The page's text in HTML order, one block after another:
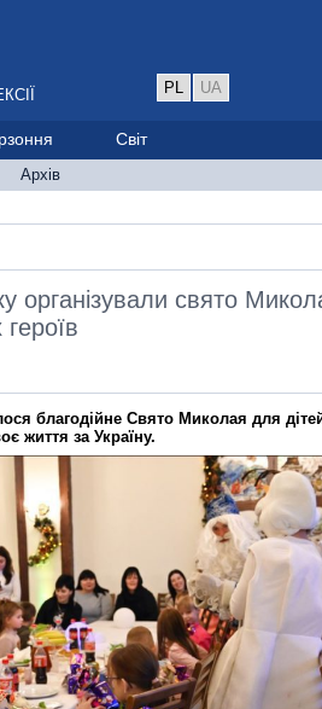
PL UA
Світ
Архів
організували свято
благодійне Свято Миколая для
життя за Україну.